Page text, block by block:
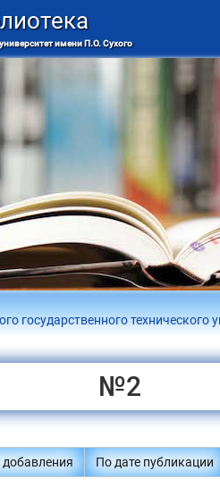
имени П.О. Сухого
государственного технического
№2
добавления По дате публикации